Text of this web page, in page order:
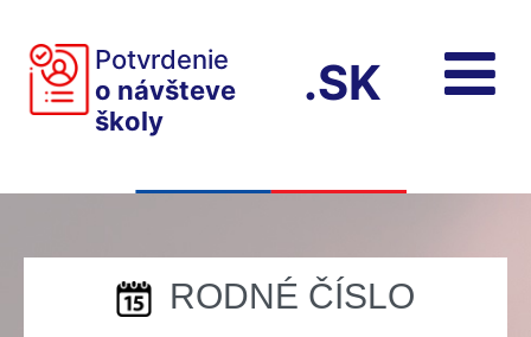
Potvrdenie
o návšteve
školy
.SK
RODNÉ ČÍSLO